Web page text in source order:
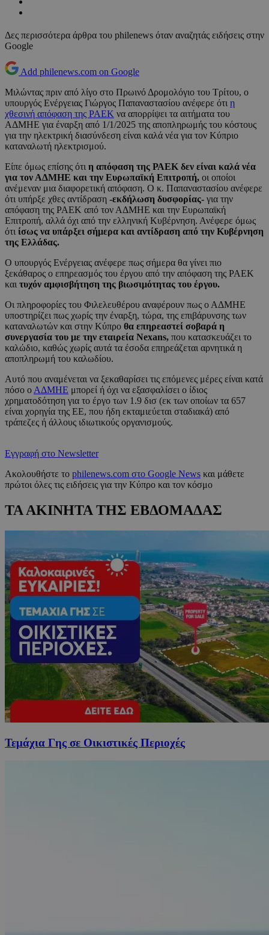
Δες περισσότερα άρθρα του philenews όταν αναζητάς ειδήσεις στην
Google
Add philenews.com on Google
Μιλώντας πριν από λίγο στο Πρωινό Δρομολόγιο του Τρίτου, ο
υπουργός Ενέργειας Γιώργος Παπαναστασίου ανέφερε ότι η
χθεσινή απόφαση της ΡΑΕΚ να απορρίψει τα αιτήματα του
ΑΔΜΗΕ για έναρξη από 1/1/2025 της αποπληρωμής του κόστους
για την ηλεκτρική διασύνδεση είναι καλά νέα για τον Κύπριο
καταναλωτή ηλεκτρισμού.
Είπε όμως επίσης ότι η απόφαση της ΡΑΕΚ δεν είναι καλά νέα
για τον ΑΔΜΗΕ και την Ευρωπαϊκή Επιτροπή, οι οποίοι
ανέμεναν μια διαφορετική απόφαση. Ο κ. Παπαναστασίου ανέφερε
ότι υπήρξε χθες αντίδραση -εκδήλωση δυσφορίας- για την
απόφαση της ΡΑΕΚ από τον ΑΔΜΗΕ και την Ευρωπαϊκή
Επιτροπή, αλλά όχι από την ελληνική Κυβέρνηση. Ανέφερε όμως
ότι ίσως να υπάρξει σήμερα και αντίδραση από την Κυβέρνηση
της Ελλάδας.
Ο υπουργός Ενέργειας ανέφερε πως σήμερα θα γίνει πιο
ξεκάθαρος ο επηρεασμός του έργου από την απόφαση της ΡΑΕΚ
και τυχόν αμφισβήτηση της βιωσιμότητας του έργου.
Οι πληροφορίες του Φιλελευθέρου αναφέρουν πως ο ΑΔΜΗΕ
υποστηρίζει πως χωρίς την έναρξη, τώρα, της επιβάρυνσης των
καταναλωτών και στην Κύπρο θα επηρεαστεί σοβαρά η
συνεργασία του με την εταιρεία Nexans, που κατασκευάζει το
καλώδιο, καθώς χωρίς αυτά τα έσοδα επηρεάζεται αρνητικά η
αποπληρωμή του καλωδίου.
Αυτό που αναμένεται να ξεκαθαρίσει τις επόμενες μέρες είναι κατά
πόσο ο ΑΔΜΗΕ μπορεί ή όχι να εξασφαλίσει ο ίδιος
χρηματοδότηση για το έργο των 1.9 δισ (εκ των οποίων τα 657
είναι χορηγία της ΕΕ, που ήδη εκταμιεύεται σταδιακά) από
τράπεζες ή άλλους ιδιωτικούς οργανισμούς.
Εγγραφή στο Newsletter
Ακολουθήστε το philenews.com στο Google News και μάθετε
πρώτοι όλες τις ειδήσεις για την Κύπρο και τον κόσμο
ΤΑ ΑΚΙΝΗΤΑ ΤΗΣ ΕΒΔΟΜΑΔΑΣ
Τεμάχια Γης σε Οικιστικές Περιοχές